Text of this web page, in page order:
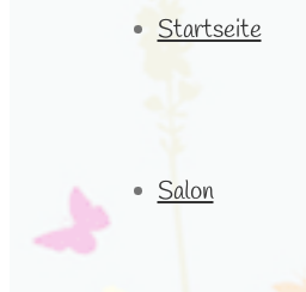
Startseite
Salon